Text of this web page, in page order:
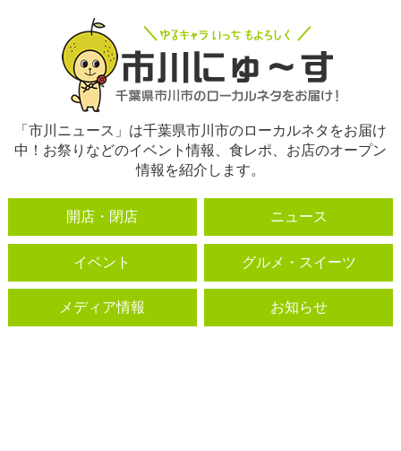
「市川ニュース」は千葉県市川市のローカルネタをお届け
中！お祭りなどのイベント情報、食レポ、お店のオープン
情報を紹介します。
開店・閉店 ニュース
イベント グルメ・スイーツ
メディア情報 お知らせ